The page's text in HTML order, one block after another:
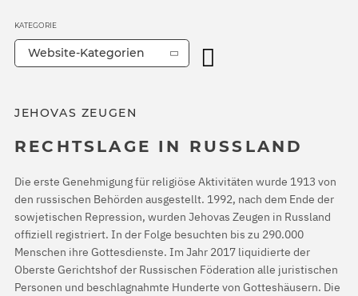
JEHOVAS ZEUGEN
RECHTSLAGE IN RUSSLAND
Die erste Genehmigung für religiöse Aktivitäten wurde 1913 von
den russischen Behörden ausgestellt. 1992, nach dem Ende der
sowjetischen Repression, wurden Jehovas Zeugen in Russland
offiziell registriert. In der Folge besuchten bis zu 290.000
Menschen ihre Gottesdienste. Im Jahr 2017 liquidierte der
Oberste Gerichtshof der Russischen Föderation alle juristischen
Personen und beschlagnahmte Hunderte von Gotteshäusern. Die
KATEGORIE
Website-Kategorien